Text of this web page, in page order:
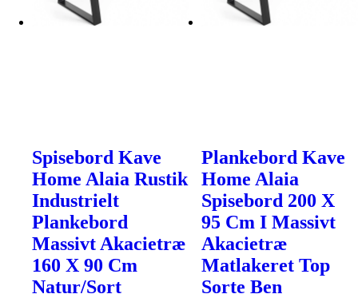
Spisebord Kave
Home Alaia Rustik
Industrielt
Plankebord
Massivt Akacietræ
160 X 90 Cm
Natur/Sort
Plankebord Kave
Home Alaia
Spisebord 200 X
95 Cm I Massivt
Akacietræ
Matlakeret Top
Sorte Ben